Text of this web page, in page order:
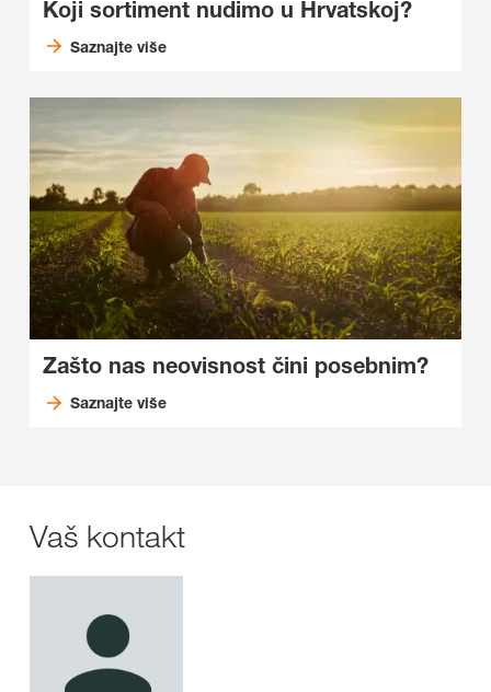
Koji sortiment nudimo u Hrvatskoj?
Saznajte više
Zašto nas neovisnost čini posebnim?
Saznajte više
Vaš kontakt